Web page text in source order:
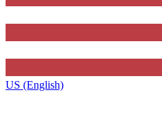
US (English)